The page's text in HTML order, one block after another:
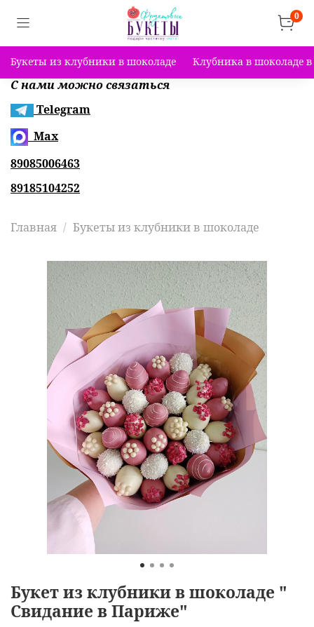
0
Букеты из клубники в шоколаде Клубника в шоколаде в
С нами можно связаться
Telegram
Max
89085006463
89185104252
Главная Букеты из клубники в шоколаде
Букет из клубники в шоколаде "
Свидание в Париже"